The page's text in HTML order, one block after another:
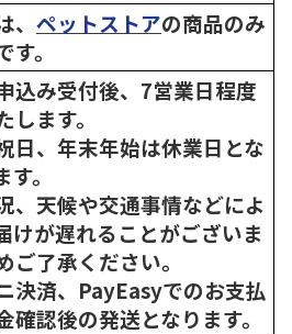
ペットストアの商品のみ
。
込み受付後、7営業日程度
します。
日、年末年始は休業日とな
。
、天候や交通事情などによ
けが遅れることがございま
ご了承ください。
決済、PayEasyでのお支払
確認後の発送となります。